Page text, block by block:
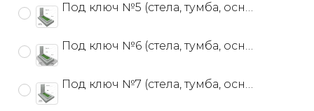
Под ключ №5 (стела, тумба, основание+, цветник)
Под ключ №6 (стела, тумба, основание+, цветник, тротуарная плитка)
Под ключ №7 (стела, тумба, основание+, цветник)